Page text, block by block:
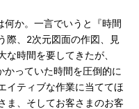
か。一言でいうと『時間
際、2次元図面の作図、見
時間を要してきたが、
っていた時間を圧倒的に
イティブな作業に当ててほ
ま、そしてお客さまのお客